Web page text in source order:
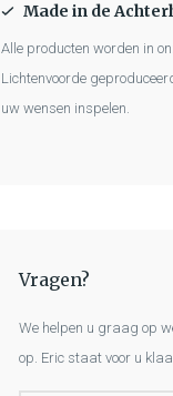
Made in de
Alle producten worden in
Lichtenvoorde
uw wensen inspelen.
Vragen?
We helpen u graag op
op. Eric staat voor u